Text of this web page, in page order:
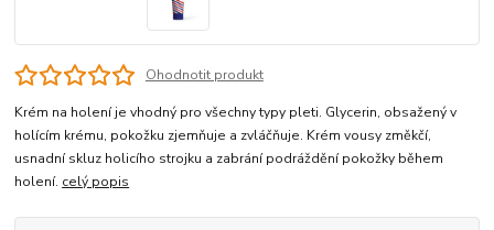
Ohodnotit produkt
Krém na holení je vhodný pro všechny typy pleti. Glycerin, obsažený v
holícím krému, pokožku zjemňuje a zvláčňuje. Krém vousy změkčí,
usnadní skluz holicího strojku a zabrání podráždění pokožky během
holení. celý popis